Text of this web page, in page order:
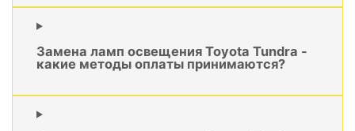
Замена ламп освещения Toyota Tundra -
какие методы оплаты принимаются?